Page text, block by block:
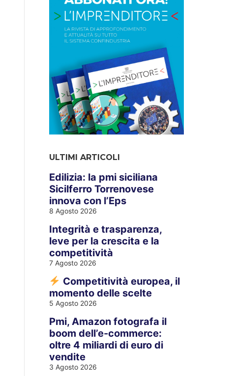
ULTIMI ARTICOLI
Edilizia: la pmi siciliana
Sicilferro Torrenovese
innova con l’Eps
8 Agosto 2026
Integrità e trasparenza,
leve per la crescita e la
competitività
7 Agosto 2026
Competitività europea, il
momento delle scelte
5 Agosto 2026
Pmi, Amazon fotografa il
boom dell’e-commerce:
oltre 4 miliardi di euro di
vendite
3 Agosto 2026